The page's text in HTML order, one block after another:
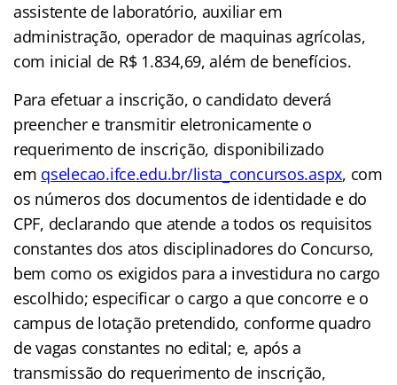
assistente de laboratório, auxiliar em
administração, operador de maquinas agrícolas,
com inicial de R$ 1.834,69, além de benefícios.
Para efetuar a inscrição, o candidato deverá
preencher e transmitir eletronicamente o
requerimento de inscrição, disponibilizado
em qselecao.ifce.edu.br/lista_concursos.aspx, com
os números dos documentos de identidade e do
CPF, declarando que atende a todos os requisitos
constantes dos atos disciplinadores do Concurso,
bem como os exigidos para a investidura no cargo
escolhido; especificar o cargo a que concorre e o
campus de lotação pretendido, conforme quadro
de vagas constantes no edital; e, após a
transmissão do requerimento de inscrição,